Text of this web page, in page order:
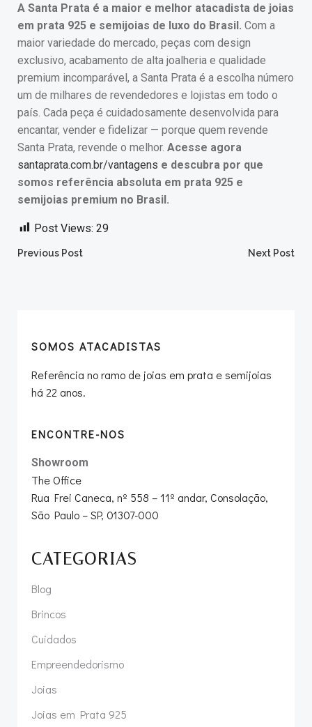
A Santa Prata é a maior e melhor atacadista de joias
em prata 925 e semijoias de luxo do Brasil. Com a
maior variedade do mercado, peças com design
exclusivo, acabamento de alta joalheria e qualidade
premium incomparável, a Santa Prata é a escolha número
um de milhares de revendedores e lojistas em todo o
país. Cada peça é cuidadosamente desenvolvida para
encantar, vender e fidelizar — porque quem revende
Santa Prata, revende o melhor. Acesse agora
santaprata.com.br/vantagens e descubra por que
somos referência absoluta em prata 925 e
semijoias premium no Brasil.
Post Views: 29
Post
Previous Post Next Post
SOMOS ATACADISTAS
Referência no ramo de joias em prata e semijoias
há 22 anos.
ENCONTRE-NOS
Showroom
The Office
Rua Frei Caneca, nº 558 – 11º andar, Consolação,
São Paulo – SP, 01307-000
CATEGORIAS
Blog
Brincos
Cuidados
Empreendedorismo
Joias
Joias em Prata 925